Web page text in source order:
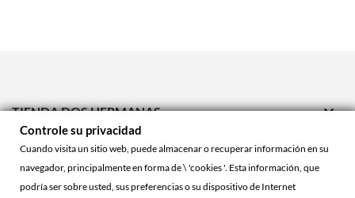
TIENDA DOS HERMANAS 
TIENDA ONLINE 
ACCOUNT
Controle su privacidad
Cuando visita un sitio web, puede almacenar o recuperar información en su
navegador, principalmente en forma de \ 'cookies '. Esta información, que
podría ser sobre usted, sus preferencias o su dispositivo de Internet